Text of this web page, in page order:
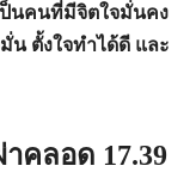
ป็นคนที่มีจิตใจมั่นคง
ตั้งใจทำได้ดี และ
คลอด 17.39